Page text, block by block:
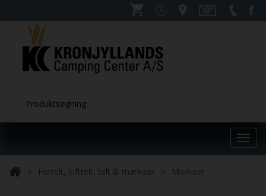
Fortelt, lufttelt, telt & markiser Markiser